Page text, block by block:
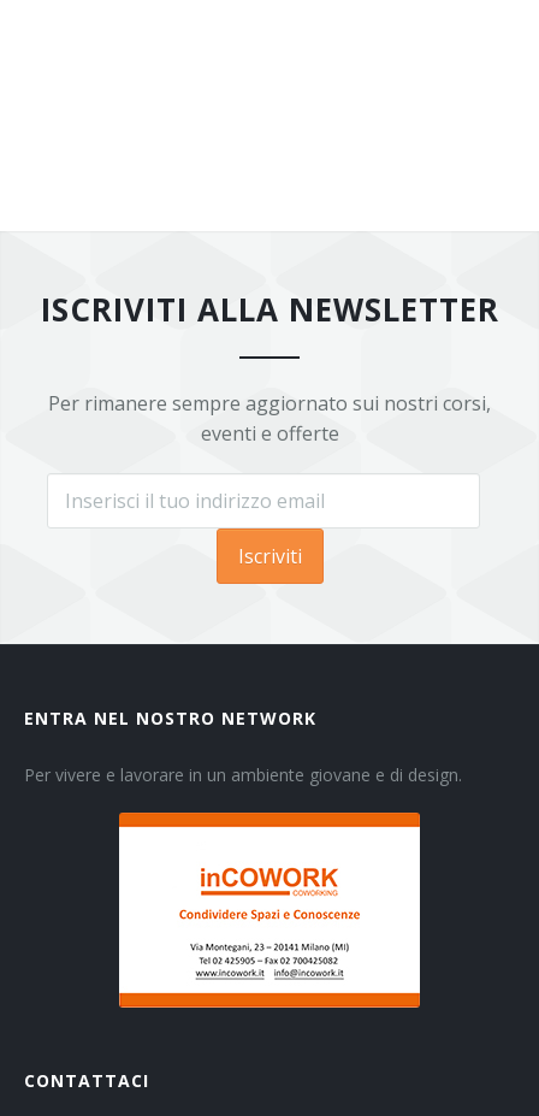
ISCRIVITI ALLA NEWSLETTER
Per rimanere sempre aggiornato sui nostri corsi,
eventi e offerte
Iscriviti
ENTRA NEL NOSTRO NETWORK
Per vivere e lavorare in un ambiente giovane e di design.
CONTATTACI